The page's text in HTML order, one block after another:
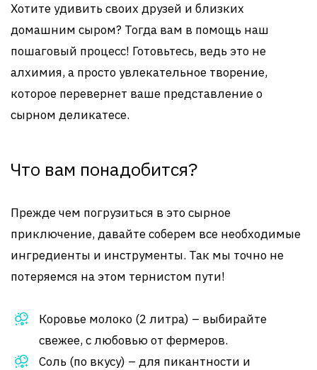
Хотите удивить своих друзей и близких
домашним сыром? Тогда вам в помощь наш
пошаговый процесс! Готовьтесь, ведь это не
алхимия, а просто увлекательное творение,
которое перевернет ваше представление о
сырном деликатесе.
Что вам понадобится?
Прежде чем погрузиться в это сырное
приключение, давайте соберем все необходимые
ингредиенты и инструменты. Так мы точно не
потеряемся на этом тернистом пути!
Коровье молоко (2 литра) – выбирайте
свежее, с любовью от фермеров.
Соль (по вкусу) – для пикантности и